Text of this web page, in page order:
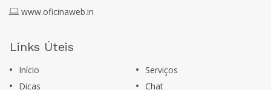
www.oficinaweb.in
Links Úteis
Início
Serviços
Dicas
Chat